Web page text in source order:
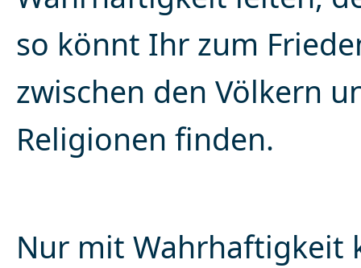
so könnt Ihr zum
zwischen den Völkern
Religionen finden.
Nur mit Wahrhaftigkeit